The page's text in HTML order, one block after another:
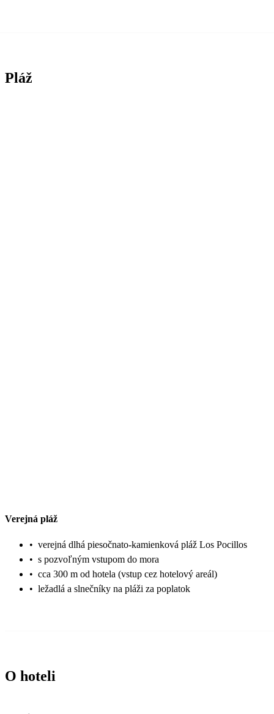
Pláž
Verejná pláž
• verejná dlhá piesočnato-kamienková pláž Los Pocillos
• s pozvoľným vstupom do mora
• cca 300 m od hotela (vstup cez hotelový areál)
• ležadlá a slnečníky na pláži za poplatok
O hoteli